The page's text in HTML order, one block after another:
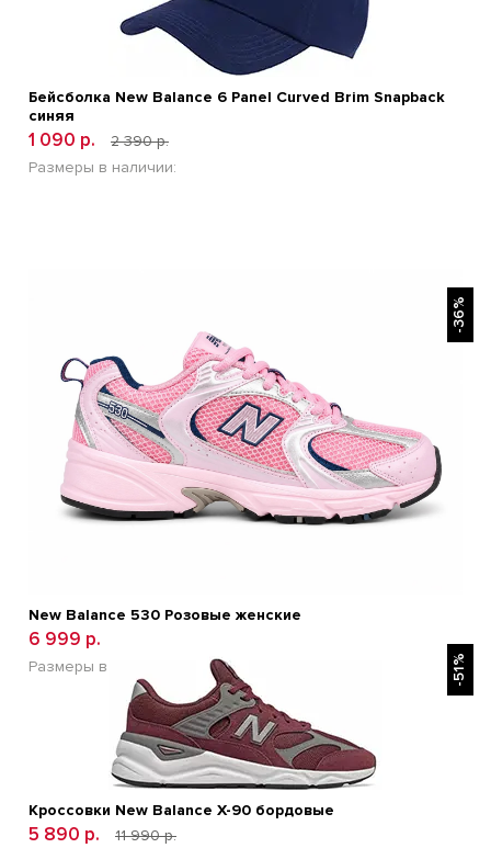
Бейсболка New Balance 6 Panel Curved Brim Snapback
синяя
1 090 р.
2 390 р.
Размеры в наличии:
-36%
New Balance 530 Розовые женские
6 999 р.
Размеры в наличии:
37 38 -51%
Кроссовки New Balance Х-90 бордовые
5 890 р.
11 990 р.